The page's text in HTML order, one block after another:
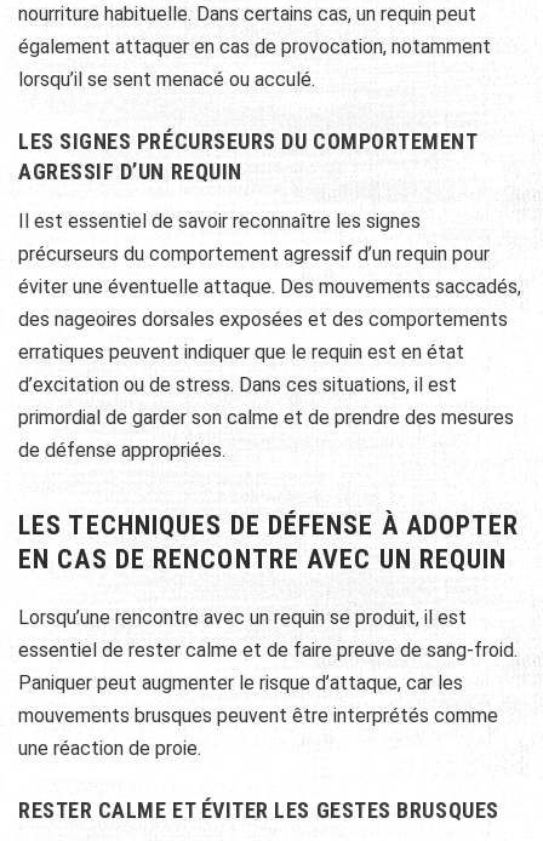
nourriture habituelle. Dans certains cas, un requin peut
également attaquer en cas de provocation, notamment
lorsqu’il se sent menacé ou acculé.
LES SIGNES PRÉCURSEURS DU COMPORTEMENT
AGRESSIF D’UN REQUIN
Il est essentiel de savoir reconnaître les signes
précurseurs du comportement agressif d’un requin pour
éviter une éventuelle attaque. Des mouvements saccadés,
des nageoires dorsales exposées et des comportements
erratiques peuvent indiquer que le requin est en état
d’excitation ou de stress. Dans ces situations, il est
primordial de garder son calme et de prendre des mesures
de défense appropriées.
LES TECHNIQUES DE DÉFENSE À ADOPTER
EN CAS DE RENCONTRE AVEC UN REQUIN
Lorsqu’une rencontre avec un requin se produit, il est
essentiel de rester calme et de faire preuve de sang-froid.
Paniquer peut augmenter le risque d’attaque, car les
mouvements brusques peuvent être interprétés comme
une réaction de proie.
RESTER CALME ET ÉVITER LES GESTES BRUSQUES